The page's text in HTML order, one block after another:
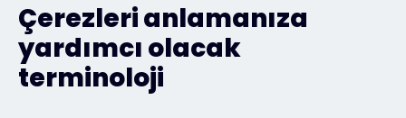
Çerezleri anlamanıza
yardımcı olacak
terminoloji